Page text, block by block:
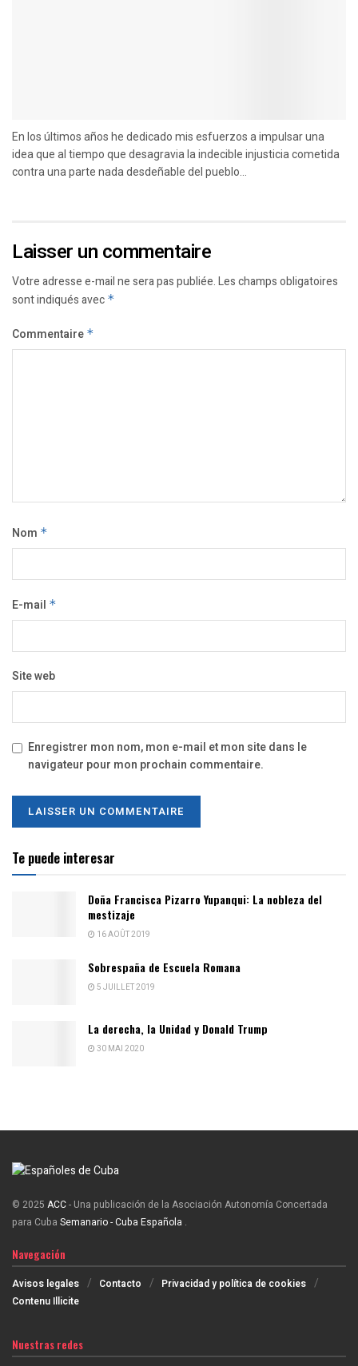
En los últimos años he dedicado mis esfuerzos a impulsar una
idea que al tiempo que desagravia la indecible injusticia cometida
contra una parte nada desdeñable del pueblo...
Laisser un commentaire
Votre adresse e-mail ne sera pas publiée.Les champs obligatoires
sont indiqués avec *
Commentaire *
Nom *
E-mail *
Site web
Enregistrer mon nom, mon e-mail et mon site dans le
navigateur pour mon prochain commentaire.
Te puede interesar
Doña Francisca Pizarro Yupanqui: La nobleza del
mestizaje
16 AOÛT 2019
Sobrespaña de Escuela Romana
5 JUILLET 2019
La derecha, la Unidad y Donald Trump
30 MAI 2020
© 2025 ACC- Una publicación de la Asociación Autonomía Concertada
para Cuba Semanario - Cuba Española .
Navegación
Avisos legales Contacto
Privacidad y política de cookies
Contenu Illicite
Nuestras redes